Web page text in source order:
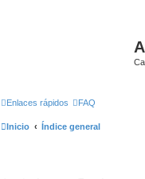
Enlaces rápidos FAQ
Inicio Índice general